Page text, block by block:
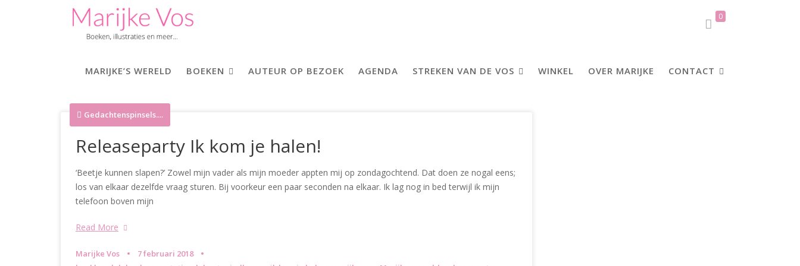
0
MARIJKE’S WERELD BOEKEN AUTEUR OP BEZOEK AGENDA STREKEN VAN DE VOS WINKEL OVER MARIJKE CONTACT
Gedachtenspinsels....
Releaseparty Ik kom je halen!
‘Beetje kunnen slapen?’ Zowel mijn vader als mijn moeder appten mij op zondagochtend. Dat doen ze nogal eens;
los van elkaar dezelfde vraag sturen. Bij voorkeur een paar seconden na elkaar. Ik lag nog in bed terwijl ik mijn
telefoon boven mijn
Read More
Marijke Vos
7 februari 2018